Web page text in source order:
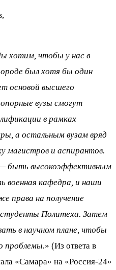
хотим, чтобы у нас в
был хотя бы один
основой высшего
опорные вузы смогут
в рамках
а остальным вузам вряд
магистров и аспирантов.
— быть высокоэффективным
военная кафедра, и наши
права на получение
студенты Политеха. Затем
в научном плане, чтобы
проблемы.» (Из ответа в
«Самара» на «Россия-24»